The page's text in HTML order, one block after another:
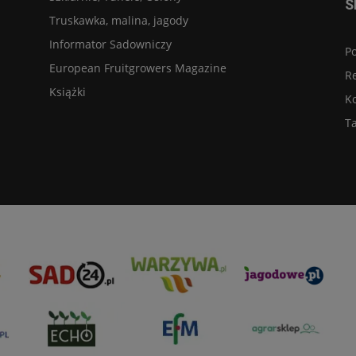
Truskawka, malina, jagody
Informator Sadowniczy
European Fruitgrowers Magazine
Książki